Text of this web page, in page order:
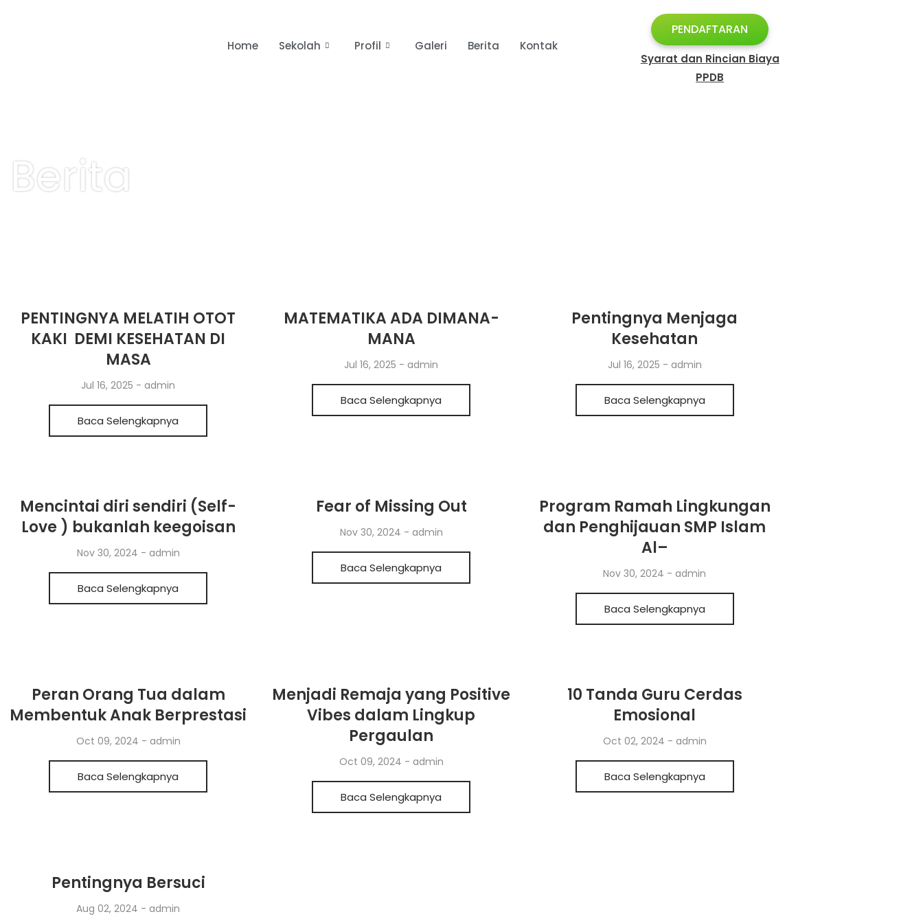
Home Sekolah Profil Galeri Berita Kontak
PENDAFTARAN
Syarat dan Rincian Biaya
PPDB
Berita
PENTINGNYA MELATIH OTOT
KAKI DEMI KESEHATAN DI
MASA
Jul 16, 2025 - admin
Baca Selengkapnya
MATEMATIKA ADA DIMANA-
MANA
Jul 16, 2025 - admin
Baca Selengkapnya
Pentingnya Menjaga
Kesehatan
Jul 16, 2025 - admin
Baca Selengkapnya
Mencintai diri sendiri (Self-
Love ) bukanlah keegoisan
Nov 30, 2024 - admin
Baca Selengkapnya
Fear of Missing Out
Nov 30, 2024 - admin
Baca Selengkapnya
Program Ramah Lingkungan
dan Penghijauan SMP Islam
Al–
Nov 30, 2024 - admin
Baca Selengkapnya
Peran Orang Tua dalam
Membentuk Anak Berprestasi
Oct 09, 2024 - admin
Baca Selengkapnya
Menjadi Remaja yang Positive
Vibes dalam Lingkup
Pergaulan
Oct 09, 2024 - admin
Baca Selengkapnya
10 Tanda Guru Cerdas
Emosional
Oct 02, 2024 - admin
Baca Selengkapnya
Pentingnya Bersuci
Aug 02, 2024 - admin